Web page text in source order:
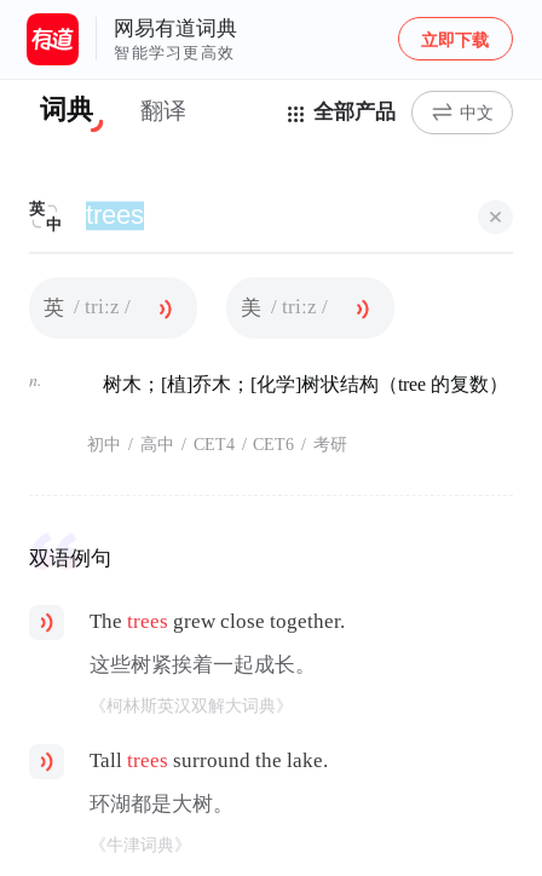
网易有道词典
智能学习更高效
立即下载
词典 翻译 全部产品 中文
英
中
英 / triːz / 美 / triːz /
n. 树木；[植]乔木；[化学]树状结构（tree 的复数）
初中 / 高中 / CET4 / CET6 / 考研
双语例句
Thetrees grew close together.
这些树紧挨着一起成长。
《柯林斯英汉双解大词典》
Talltrees surround the lake.
环湖都是大树。
《牛津词典》